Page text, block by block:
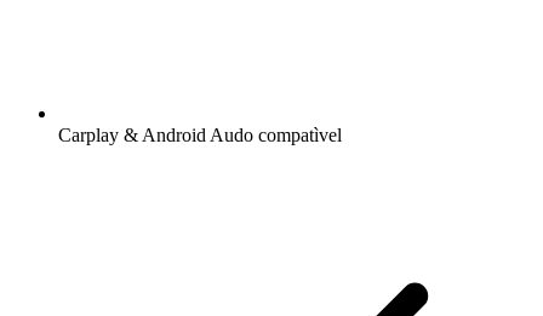
Carplay & Android Audo compatìvel